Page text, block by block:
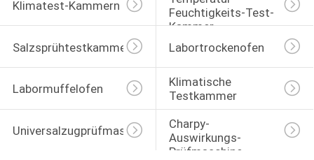
Klimatest-Kammern
Feuchtigkeits-Test-
Kammer
Salzsprühtestkammer
Labortrockenofen
Labormuffelofen
Klimatische
Testkammer
Universalzugprüfmaschine
Charpy-
Auswirkungs-
Prüfmaschine